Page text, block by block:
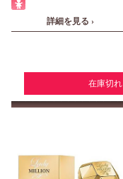
詳細を見る ›
在庫切れ